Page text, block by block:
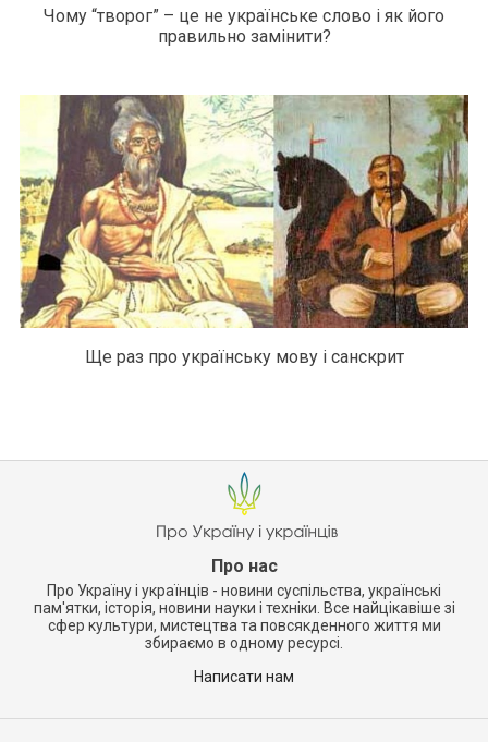
Чому “творог” – це не українське слово і як його
правильно замінити?
Ще раз про українську мову і санскрит
Про нас
Про Україну і українців - новини суспільства, українські
пам'ятки, історія, новини науки і техніки. Все найцікавіше зі
сфер культури, мистецтва та повсякденного життя ми
збираємо в одному ресурсі.
Написати нам